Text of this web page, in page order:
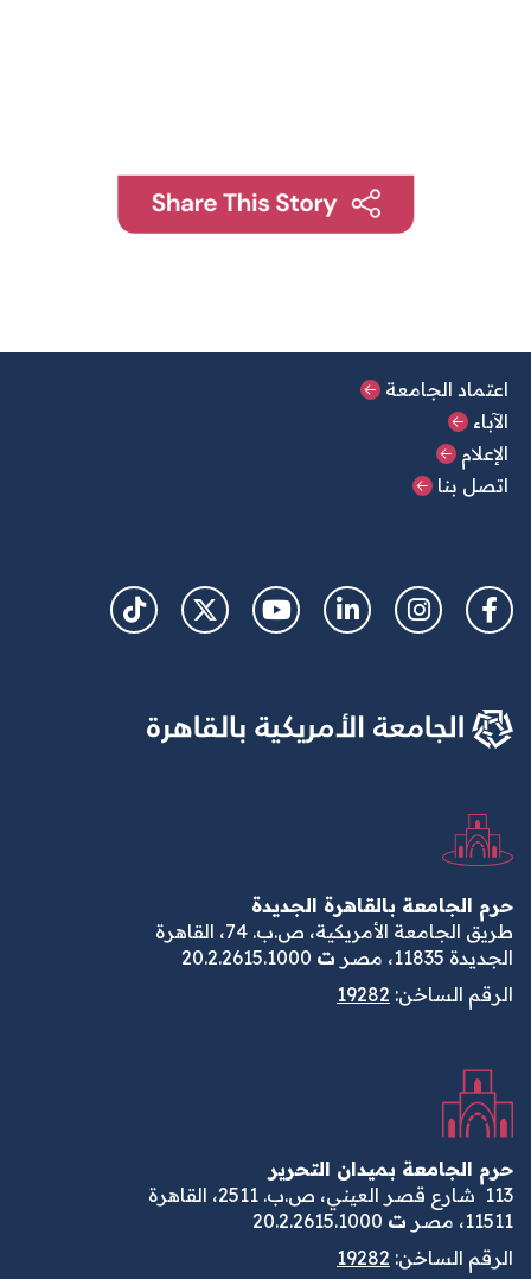
القائمة الرئيسية السفلية
اعتماد الجامعة
الآباء
الإعلام
اتصل بنا
Social Links
حرم الجامعة بالقاهرة الجديدة
طريق الجامعة الأمريكية، ص.ب. 74، القاهرة
الجديدة 11835، مصر
ت
الرقم الساخن: 19282
حرم الجامعة بميدان التحرير
113
شارع قصر العيني، ص.ب. 2511، القاهرة
11511، مصر
ت
الرقم الساخن: 19282